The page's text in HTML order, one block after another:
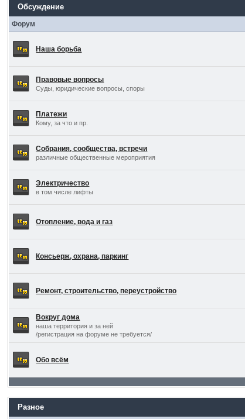
Обсуждение
Форум
Наша борьба
Правовые вопросы
Суды, юридические вопросы, споры
Платежи
Кому, за что и пр.
Собрания, сообщества, встречи
различные общественные мероприятия
Электричество
в том числе лифты
Отопление, вода и газ
Консьерж, охрана, паркинг
Ремонт, строительство, переустройство
Вокруг дома
наша территория и за ней
/регистрация на форуме не требуется/
Обо всём
Разное